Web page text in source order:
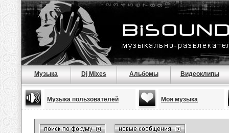
Музыка Dj Mixes Альбомы Видеоклипы
Музыка пользователей Моя музыка